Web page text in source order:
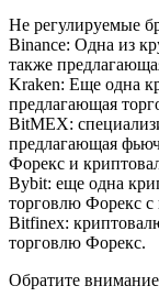
Не регулируемые
Binance: Одна из
также
Kraken: Еще одна
предлагающая
BitMEX:
предлагающая
Форекс и
Bybit: еще одна
торговлю Форекс
Bitfinex:
торговлю Форекс.
Обратите